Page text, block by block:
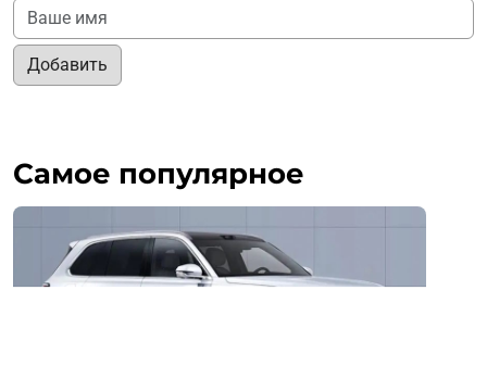
Добавить
Самое популярное